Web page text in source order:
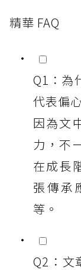
精華 FAQ
Q1：為
代表偏
因為文
力，不
在成長
張傳承
等。
Q2：文